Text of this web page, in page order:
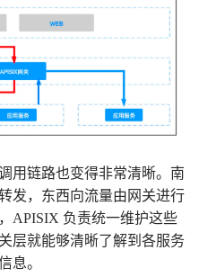
用链路也变得非常清晰。南
发，东西向流量由网关进行
APISIX 负责统一维护这些
层就能够清晰了解到各服务
息。